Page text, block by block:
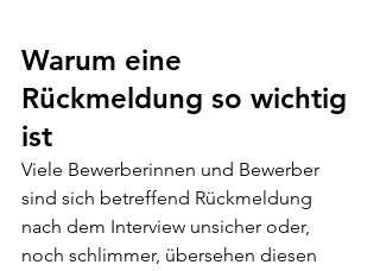
Warum eine
Rückmeldung so wichtig
ist
Viele Bewerberinnen und Bewerber
sind sich betreffend Rückmeldung
nach dem Interview unsicher oder,
noch schlimmer, übersehen diesen